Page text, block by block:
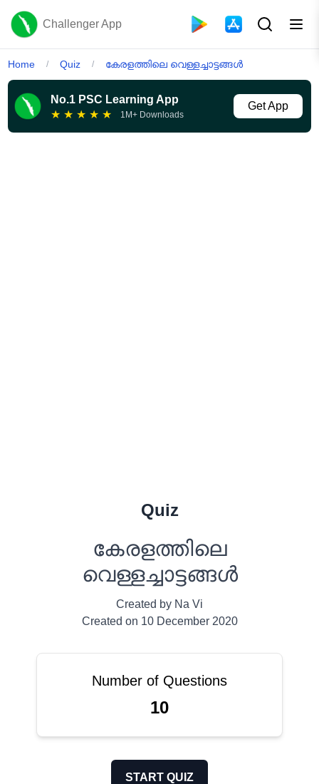
Challenger App
Home / Quiz / കേരളത്തിലെ വെള്ളച്ചാട്ടങ്ങൾ
No.1 PSC Learning App
★ ★ ★ ★ ★ 1M+ Downloads
Get App
Quiz
കേരളത്തിലെ
വെള്ളച്ചാട്ടങ്ങൾ
Created by Na Vi
Created on 10 December 2020
Number of Questions
10
START QUIZ